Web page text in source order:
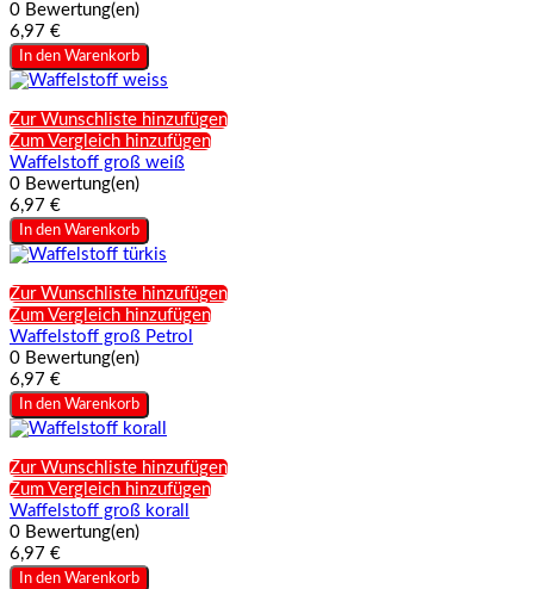
0 Bewertung(en)
6,97 €
In den Warenkorb
Zur Wunschliste hinzufügen
Zum Vergleich hinzufügen
Waffelstoff groß weiß
0 Bewertung(en)
6,97 €
In den Warenkorb
Zur Wunschliste hinzufügen
Zum Vergleich hinzufügen
Waffelstoff groß Petrol
0 Bewertung(en)
6,97 €
In den Warenkorb
Zur Wunschliste hinzufügen
Zum Vergleich hinzufügen
Waffelstoff groß korall
0 Bewertung(en)
6,97 €
In den Warenkorb